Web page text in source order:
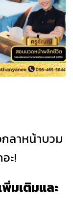
ลาหน้าบวม
ะ!
มเติมและ